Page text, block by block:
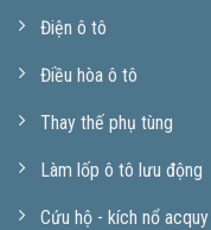
Điện ô tô
Điều hòa ô tô
Thay thế phụ tùng
Làm lốp ô tô lưu động
Cứu hộ - kích nổ acquy